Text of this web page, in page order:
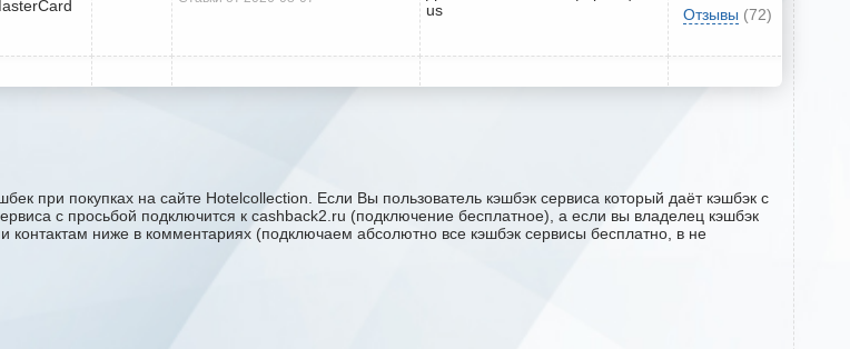
us
Отзывы (72)
при покупках на сайте Hotelcollection. Если Вы пользователь кэшбэк сервиса который даёт кэшбэк с
с проcьбой подключится к cashback2.ru (подключение бесплатное), а если вы владелец кэшбэк
контактам ниже в комментариях (подключаем абсолютно все кэшбэк сервисы бесплатно, в не